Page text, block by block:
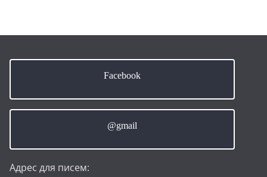
Facebook
@gmail
Адрес для писем: